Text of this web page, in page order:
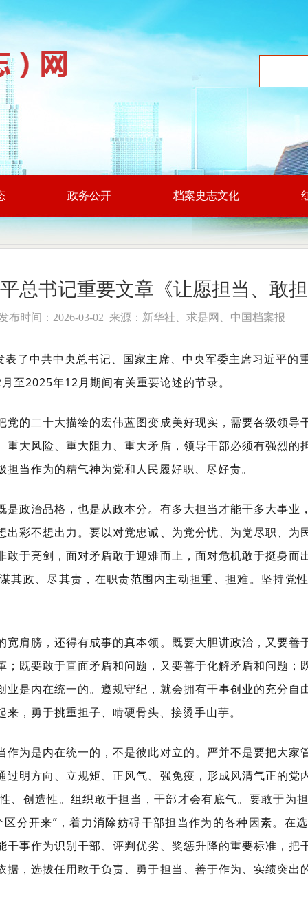
政务公开 档案史志文化
总书记重要文章《让愿担当、敢
布时间：2026-03-02 来源：新华社、求是网、中国档案
了中共中央总书记、国家主席、中央军委主席习近平的
至2025年12月期间有关重要论述的节录。
党的二十大描绘的宏伟蓝图变成美好现实，需要各级领导
重大风险、重大阻力、重大矛盾，领导干部必须有强烈的
当作为的精气神为党和人民履好职、尽好责。
是政治品格，也是从政本分。有多大担当才能干多大事业
出彩不想出力。要以对党忠诚、为党分忧、为党尽职、为
敢于亮剑，面对矛盾敢于迎难而上，面对危机敢于挺身而
其政、尽其责，在职责范围内主动担重、担难。坚持党
宽肩膀，还得有成事的真本领。既要大胆讲政治，又要善
；既要敢于直面矛盾和问题，又要善于化解矛盾和问题；
业是内在统一的。遵规守纪，就会拥有干事创业的充分自
，勇于挑重担子、啃硬骨头、接烫手山芋。
作为是内在统一的，不是彼此对立的。严并不是要把大家
过明方向、立规矩、正风气、强免疫，形成风清气正的党
、创造性。组织敢于担当，干部才会有底气。要敢于为
分开来”，着力消除妨碍干部担当作为的各种因素。在
干事作为识别干部、评判优劣、奖惩升降的重要标准，把
据，选拔任用敢于负责、勇于担当、善于作为、实绩突出